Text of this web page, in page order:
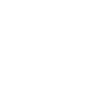
und Erfahrungen zu